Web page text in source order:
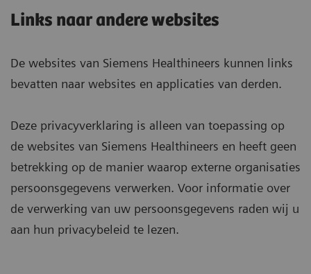
Links naar andere websites
De websites van Siemens Healthineers kunnen links
bevatten naar websites en applicaties van derden.
Deze privacyverklaring is alleen van toepassing op
de websites van Siemens Healthineers en heeft geen
betrekking op de manier waarop externe organisaties
persoonsgegevens verwerken. Voor informatie over
de verwerking van uw persoonsgegevens raden wij u
aan hun privacybeleid te lezen.